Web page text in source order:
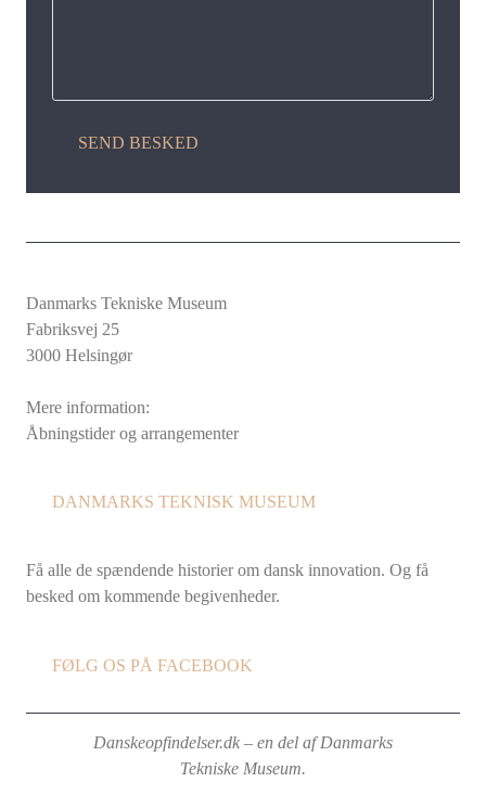
SEND BESKED
Danmarks Tekniske Museum
Fabriksvej 25
3000 Helsingør
Mere information:
Åbningstider og arrangementer
DANMARKS TEKNISK MUSEUM
Få alle de spændende historier om dansk innovation. Og få
besked om kommende begivenheder.
FØLG OS PÅ FACEBOOK
Danskeopfindelser.dk – en del af Danmarks
Tekniske Museum.